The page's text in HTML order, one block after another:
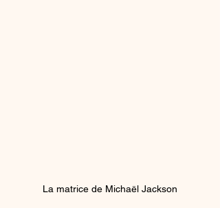
La matrice de Michaël Jackson